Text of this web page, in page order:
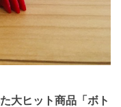
大ヒット商品「ボト